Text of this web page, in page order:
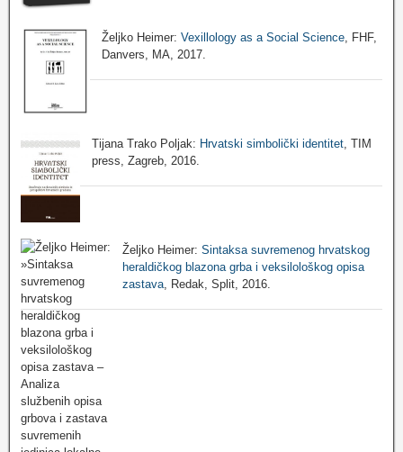
Željko Heimer:Vexillology as a Social Science , FHF,
Danvers, MA, 2017.
Tijana Trako Poljak: Hrvatski simbolički identitet , TIM
press, Zagreb, 2016.
Željko Heimer: Sintaksa suvremenog hrvatskog
heraldičkog blazona grba i veksilološkog opisa
zastava , Redak, Split, 2016.